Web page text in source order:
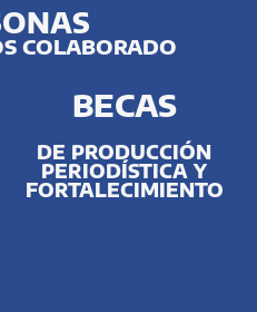
COLABORADO
BECAS
DE PRODUCCIÓN
PERIODÍSTICA Y
FORTALECIMIENTO